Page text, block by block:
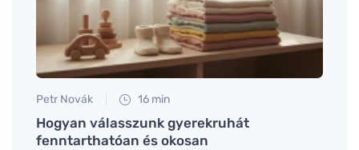
Petr Novák 16 min
Hogyan válasszunk gyerekruhát
fenntarthatóan és okosan